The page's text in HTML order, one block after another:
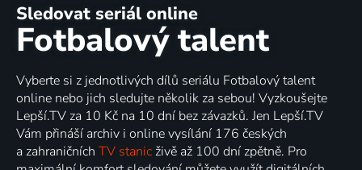
Sledovat seriál online
Fotbalový talent
Vyberte si z jednotlivých dílů seriálu Fotbalový talent
online nebo jich sledujte několik za sebou! Vyzkoušejte
Lepší.TV za 10 Kč na 10 dní bez závazků. Jen Lepší.TV
Vám přináší archiv i online vysílání 176 českých
a zahraničních TV stanic živě až 100 dní zpětně. Pro